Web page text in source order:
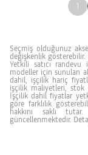
1
Seçmiş olduğunuz
değişkenlik
Yetkili satıcı randevu
modeller için sunulan
dahil, işçilik hariç
işçilik maliyetleri, stok
İşçilik dahil fiyatlar
göre farklılık
hakkını saklı
güncellenmektedir.